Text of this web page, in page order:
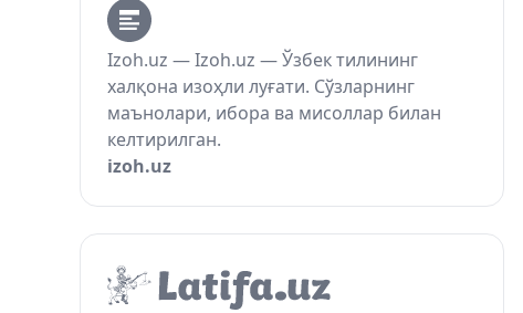
Izoh.uz — Izoh.uz — Ўзбек тилининг
халқона изоҳли луғати. Сўзларнинг
маънолари, ибора ва мисоллар билан
келтирилган.
izoh.uz